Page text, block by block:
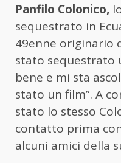
Panfilo Colonico,
sequestrato in
49enne originario
stato sequestrato
bene e mi sta
stato un film”. A
stato lo stesso
contatto prima
alcuni amici della